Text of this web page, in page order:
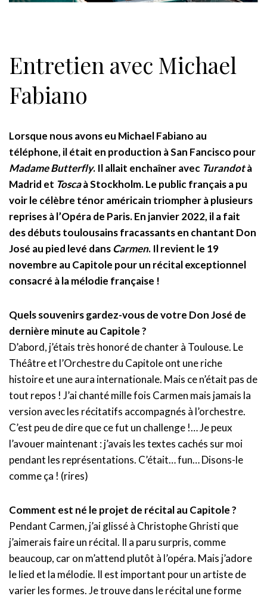
Entretien avec Michael
Fabiano
Lorsque nous avons eu Michael Fabiano au
téléphone, il était en production à San Fancisco pour
Madame Butterfly. Il allait enchaîner avec Turandotà
Madrid et Toscaà Stockholm. Le public français a pu
voir le célèbre ténor américain triompher à plusieurs
reprises à l’Opéra de Paris. En janvier 2022, il a fait
des débuts toulousains fracassants en chantant Don
José au pied levé dansCarmen. Il revient le 19
novembre au Capitole pour un récital exceptionnel
consacré à la mélodie française !
Quels souvenirs gardez-vous de votre Don José de
dernière minute au Capitole ?
D’abord, j’étais très honoré de chanter à Toulouse. Le
Théâtre et l’Orchestre du Capitole ont une riche
histoire et une aura internationale. Mais ce n’était pas de
tout repos ! J’ai chanté mille fois Carmen mais jamais la
version avec les récitatifs accompagnés à l’orchestre.
C’est peu de dire que ce fut un challenge !… Je peux
l’avouer maintenant : j’avais les textes cachés sur moi
pendant les représentations. C’était… fun… Disons-le
comme ça ! (rires)
Comment est né le projet de récital au Capitole ?
Pendant Carmen, j’ai glissé à Christophe Ghristi que
j’aimerais faire un récital. Il a paru surpris, comme
beaucoup, car on m’attend plutôt à l’opéra. Mais j’adore
le lied et la mélodie. Il est important pour un artiste de
varier les formes. Je trouve dans le récital une forme